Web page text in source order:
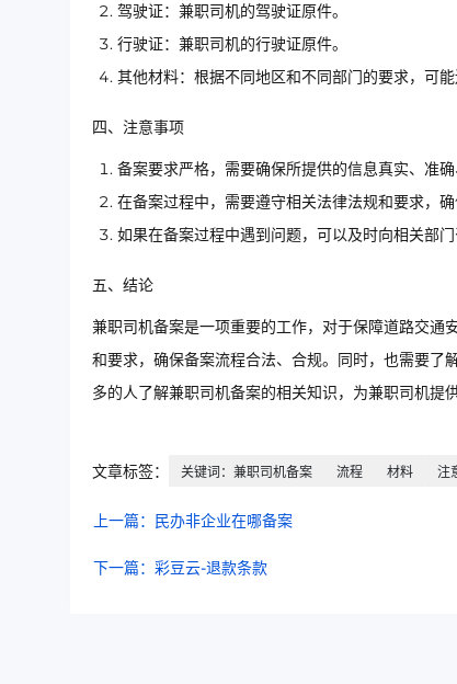
驾驶证：兼职司机的驾驶证原件。
行驶证：兼职司机的行驶证原件。
其他材料：根据不同地区和不同部门的要求，可能
四、注意事项
备案要求严格，需要确保所提供的信息真实、准确
在备案过程中，需要遵守相关法律法规和要求，确
如果在备案过程中遇到问题，可以及时向相关部门
五、结论
兼职司机备案是一项重要的工作，对于保障道路交通
和要求，确保备案流程合法、合规。同时，也需要了
多的人了解兼职司机备案的相关知识，为兼职司机提供
文章标签： 关键词：兼职司机备案 流程 材料 注
上一篇：民办非企业在哪备案
下一篇：彩豆云-退款条款